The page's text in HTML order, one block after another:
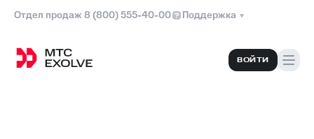
Отдел продаж 8 (800) 555-40-00 Поддержка
ВОЙТИ